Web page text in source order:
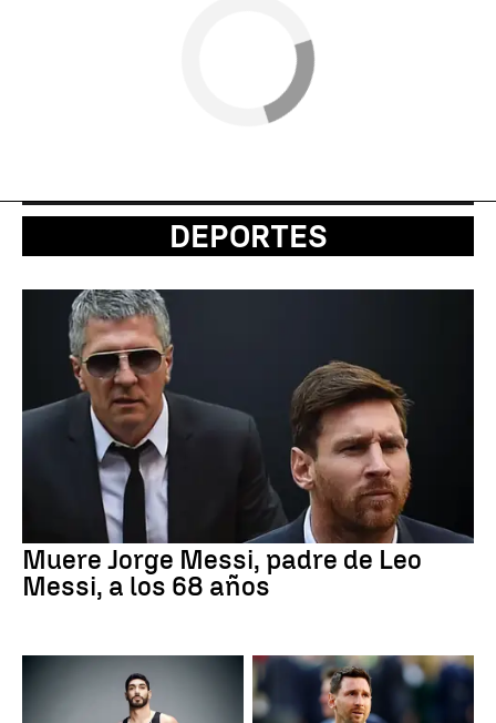
DEPORTES
Muere Jorge Messi, padre de Leo
Messi, a los 68 años